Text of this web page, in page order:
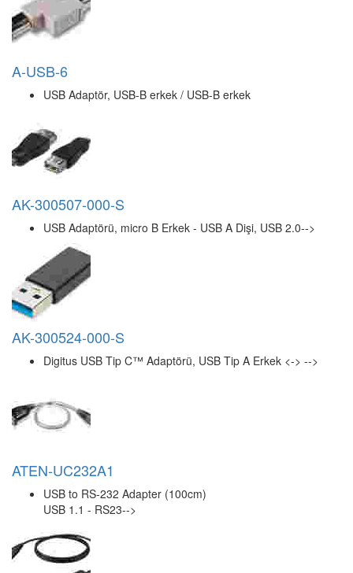
A-USB-6
USB Adaptör, USB-B erkek / USB-B erkek
AK-300507-000-S
USB Adaptörü, micro B Erkek - USB A Dişi, USB 2.0-->
AK-300524-000-S
Digitus USB Tip C™ Adaptörü, USB Tip A Erkek <-> -->
ATEN-UC232A1
USB to RS-232 Adapter (100cm)
USB 1.1 - RS23-->